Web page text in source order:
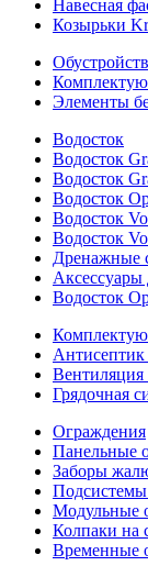
Навесная
Козырьки
Элементы
Водосток
Водосток
Водосток
Водосток
Водосток
Водосток
Дренажные
Аксессуары
Водосток
Грядочная
Ограждения
Панельные
Заборы
Модульные
Колпаки на
Временные